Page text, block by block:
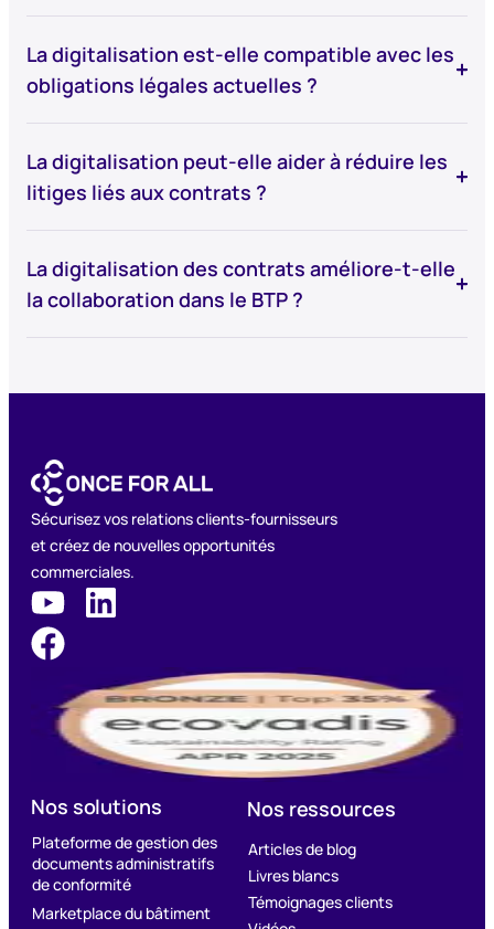
La digitalisation est-elle compatible avec les
obligations légales actuelles ?
La digitalisation peut-elle aider à réduire les
litiges liés aux contrats ?
La digitalisation des contrats améliore-t-elle
la collaboration dans le BTP ?
Sécurisez vos relations clients-fournisseurs
et créez de nouvelles opportunités
commerciales.
Nos solutions
Plateforme de gestion des
documents administratifs
de conformité
Marketplace du bâtiment
Articles de blog
Livres blancs
Témoignages clients
Nos ressources